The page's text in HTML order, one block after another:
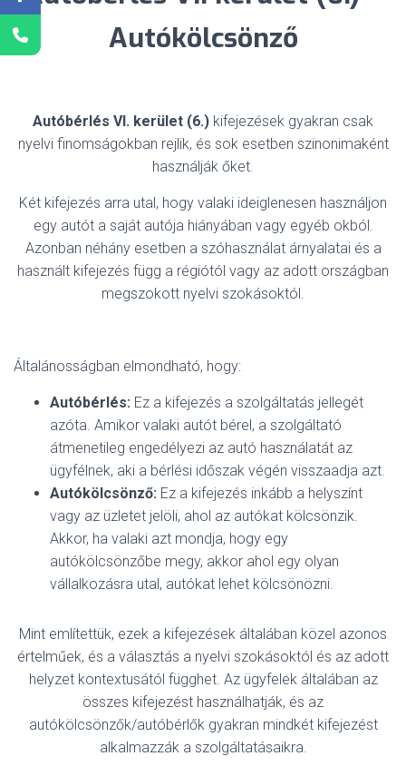
Autókölcsönző
Autóbérlés VI. kerület (6.) kifejezések gyakran csak
nyelvi finomságokban rejlik, és sok esetben szinonimaként
használják őket.
Két kifejezés arra utal, hogy valaki ideiglenesen használjon
egy autót a saját autója hiányában vagy egyéb okból.
Azonban néhány esetben a szóhasználat árnyalatai és a
használt kifejezés függ a régiótól vagy az adott országban
megszokott nyelvi szokásoktól.
Általánosságban elmondható, hogy:
Autóbérlés: Ez a kifejezés a szolgáltatás jellegét
azóta. Amikor valaki autót bérel, a szolgáltató
átmenetileg engedélyezi az autó használatát az
ügyfélnek, aki a bérlési időszak végén visszaadja azt.
Autókölcsönző: Ez a kifejezés inkább a helyszínt
vagy az üzletet jelöli, ahol az autókat kölcsönzik.
Akkor, ha valaki azt mondja, hogy egy
autókölcsönzőbe megy, akkor ahol egy olyan
vállalkozásra utal, autókat lehet kölcsönözni.
Mint említettük, ezek a kifejezések általában közel azonos
értelműek, és a választás a nyelvi szokásoktól és az adott
helyzet kontextusától függhet. Az ügyfelek általában az
összes kifejezést használhatják, és az
autókölcsönzők/autóbérlők gyakran mindkét kifejezést
alkalmazzák a szolgáltatásaikra.